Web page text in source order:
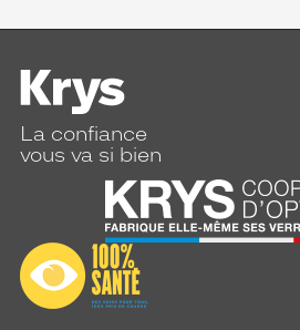
La confiance
vous va si bien